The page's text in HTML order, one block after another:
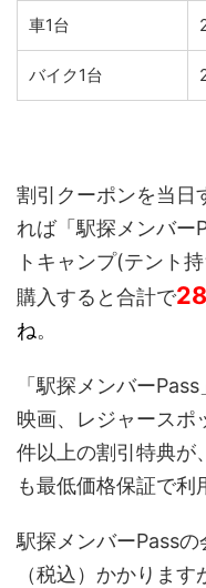
車1台
バイク1台
割引クーポンを当日
れば「駅探メンバー
トキャンプ(テント
購入すると合計で
ね。
「駅探メンバー
映画、レジャースポ
件以上の割引特典が
も最低価格保証で利
駅探メンバーPassの
（税込） かかります